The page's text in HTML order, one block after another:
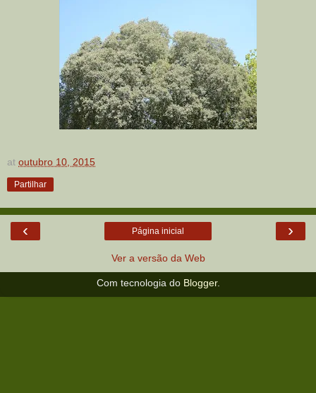
at outubro 10, 2015
Partilhar
‹ ›
Página inicial
Ver a versão da Web
Com tecnologia do Blogger.